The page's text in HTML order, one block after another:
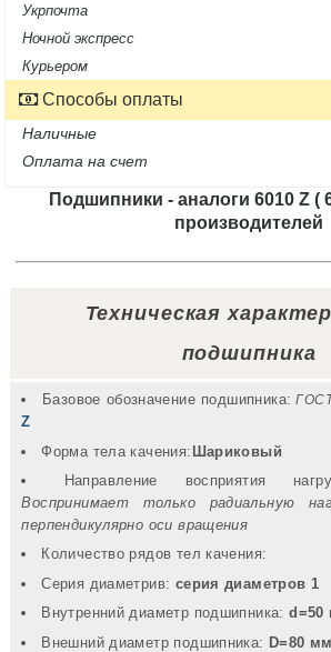
Укрпочта
Ночной экспресс
Курьером
Способы оплаты
Наличные
Оплата на счет
Подшипники - аналоги 6010 Z (
производителей
Цена,
грн
Купить
Техническая
подшипника
Базовое обозначение подшипника:
Z
Форма тела качения: Шариковый
Направление восприятия
Воспринимает только радиальную
перпендикулярно оси вращения
Количество рядов тел качения:
Серия диаметрив: серия диаметров 1
Внутренний диаметр подшипника:d=50
Внешний диаметр подшипника: D=80 мм